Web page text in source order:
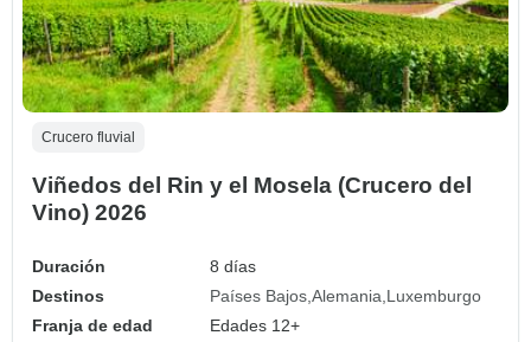
Crucero fluvial
Viñedos del Rin y el Mosela (Crucero del
Vino) 2026
Duración
8 días
Destinos
Países Bajos Alemania Luxemburgo
Franja de edad
Edades 12+